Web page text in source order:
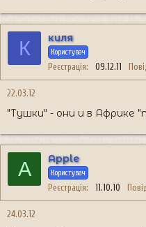
К киля
Користувач
Реєстрація 09.12.11
22.03.12
"Тушки" - они и в Африке
A Apple
Користувач
Реєстрація 11.10.10
24.03.12